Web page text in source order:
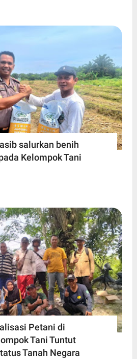
salurkan benih
Kelompok Tani
Petani di
Tani Tuntut
Tanah Negara